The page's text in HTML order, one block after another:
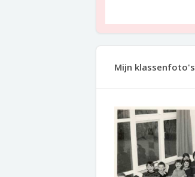
Mijn klassenfoto's